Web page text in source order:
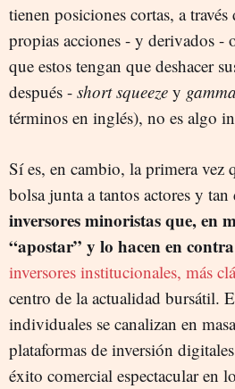
tienen posiciones cortas, a
propias acciones - y derivados -
que estos tengan que deshacer
después - short squeeze y
términos en inglés), no es algo
Sí es, en cambio, la primera vez
bolsa junta a tantos actores y
inversores minoristas que, en
“apostar” y lo hacen en
inversores institucionales, más
centro de la actualidad bursátil.
individuales se canalizan en
plataformas de inversión
éxito comercial espectacular en